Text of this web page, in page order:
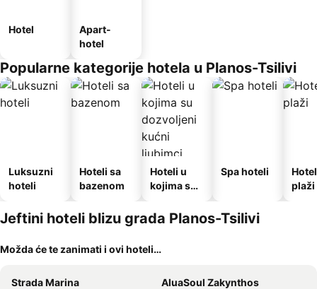
Hotel
Apart-
hotel
Popularne kategorije hotela u Planos-Tsilivi
Luksuzni
hoteli
Hoteli sa
bazenom
Hoteli u
kojima su
kućni
ljubimci
Spa hoteli
plaži
Jeftini hoteli blizu grada Planos-Tsilivi
Možda će te zanimati i ovi hoteli…
Strada Marina
AluaSoul Zakynthos